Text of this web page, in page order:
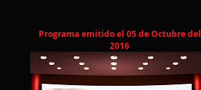
Programa emitido el 05 de Octubre del
2016